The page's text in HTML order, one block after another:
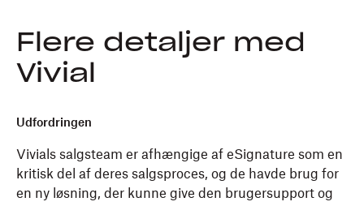
Flere detaljer med
Vivial
Udfordringen
Vivials salgsteam er afhængige af eSignature som en
kritisk del af deres salgsproces, og de havde brug for
en ny løsning, der kunne give den brugersupport og